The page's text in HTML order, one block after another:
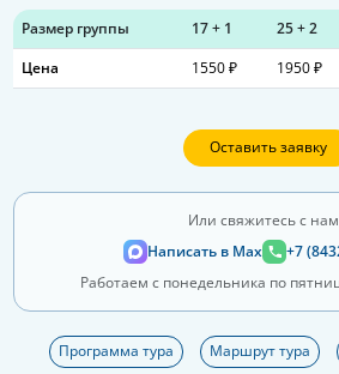
Размер группы 17 + 1 25 + 2
Цена
1550 ₽ 1950 ₽
Оставить заявку
Или свяжитесь с
Написать в Max
+7
Работаем с понедельника по
Программа тура Маршрут тура